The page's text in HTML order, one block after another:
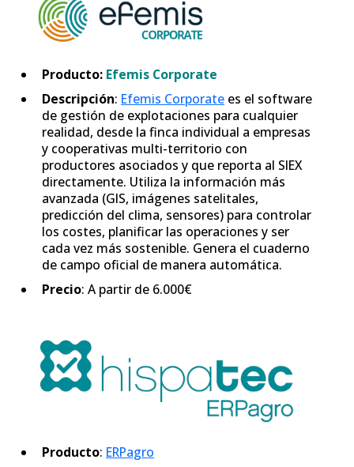
Producto: Efemis Corporate
Descripción: Efemis Corporate es el software
de gestión de explotaciones para cualquier
realidad, desde la finca individual a empresas
y cooperativas multi-territorio con
productores asociados y que reporta al SIEX
directamente. Utiliza la información más
avanzada (GIS, imágenes satelitales,
predicción del clima, sensores) para controlar
los costes, planificar las operaciones y ser
cada vez más sostenible. Genera el cuaderno
de campo oficial de manera automática.
Precio: A partir de 6.000€
Producto: ERPagro